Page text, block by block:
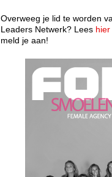
Overweeg je lid te worden
Leaders Netwerk? Lees hier
meld je aan!